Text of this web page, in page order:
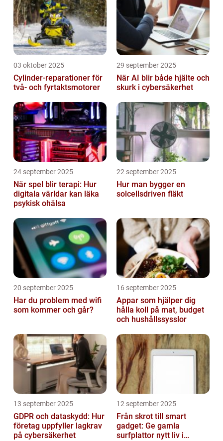
03 oktober 2025
Cylinder-reparationer för
två- och fyrtaktsmotorer
29 september 2025
När AI blir både hjälte och
skurk i cybersäkerhet
24 september 2025
När spel blir terapi: Hur
digitala världar kan läka
psykisk ohälsa
22 september 2025
Hur man bygger en
solcellsdriven fläkt
20 september 2025
Har du problem med wifi
som kommer och går?
16 september 2025
Appar som hjälper dig
hålla koll på mat, budget
och hushållssysslor
13 september 2025
GDPR och dataskydd: Hur
företag uppfyller lagkrav
på cybersäkerhet
12 september 2025
Från skrot till smart
gadget: Ge gamla
surfplattor nytt liv i